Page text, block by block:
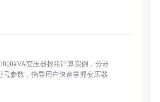
变压器损耗计算实例，分步
号参数，指导用户快速掌握变压器